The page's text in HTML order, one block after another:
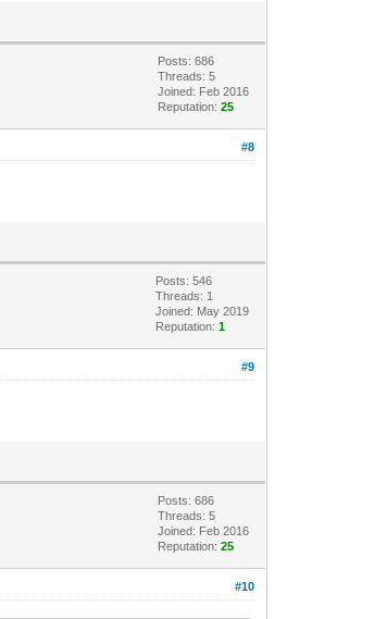
Posts: 686
Threads: 5
Joined: Feb 2016
Reputation:25
#8
Posts: 546
Threads: 1
Joined: May 2019
Reputation:1
#9
Posts: 686
Threads: 5
Joined: Feb 2016
Reputation:25
#10